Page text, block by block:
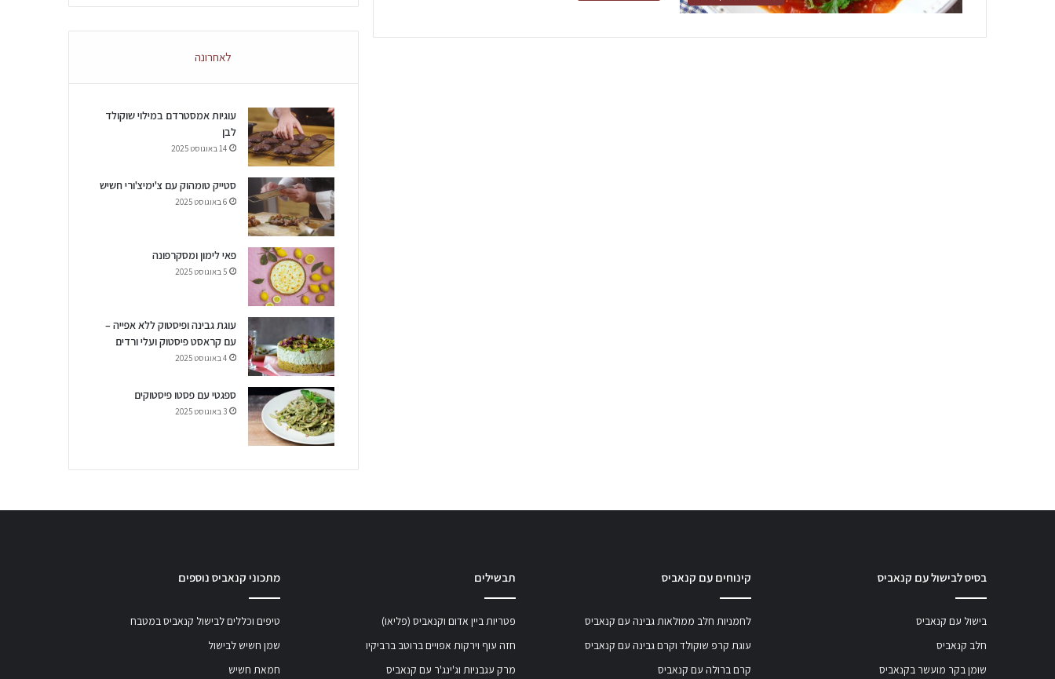
לאחרונה
עוגיות אמסטרדם במילוי שוקולד
לבן
14 באוגוסט 2025
סטייק טומהוק עם צ'ימיצ'ורי חשיש
6 באוגוסט 2025
פאי לימון ומסקרפונה
5 באוגוסט 2025
עוגת גבינה ופיסטוק ללא אפייה –
עם קראסט פיסטוק ועלי ורדים
4 באוגוסט 2025
ספגטי עם פסטו פיסטוקים
3 באוגוסט 2025
בסיס לבישול עם קנאביס
בישול עם קנאביס
חלב קנאביס
שומן בקר מועשר בקנאביס
קינוחים עם קנאביס
לחמניות חלב ממולאות גבינה עם קנאביס
עוגת קרפ שוקולד וקרם גבינה עם קנאביס
קרם ברולה עם קנאביס
תבשילים
פטריות ביין אדום וקנאביס (פליאו)
חזה עוף וירקות אפויים ברוטב ברביקיו
מרק עגבניות וג'ינג'ר עם קנאביס
מתכוני קנאביס נוספים
טיפים וכללים לבישול קנאביס במטבח
שמן חשיש לבישול
חמאת חשיש